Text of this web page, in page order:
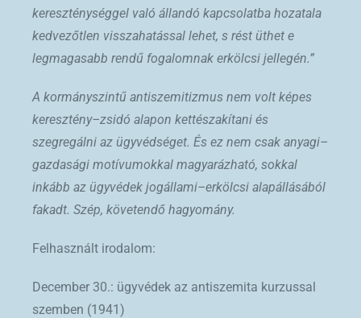
kereszténységgel való állandó kapcsolatba hozatala
kedvezőtlen visszahatással lehet, s rést üthet e
legmagasabb rendű fogalomnak erkölcsi jellegén.”
A kormányszintű antiszemitizmus nem volt képes
keresztény–zsidó alapon kettészakítani és
szegregálni az ügyvédséget. És ez nem csak anyagi–
gazdasági motívumokkal magyarázható, sokkal
inkább az ügyvédek jogállami–erkölcsi alapállásából
fakadt. Szép, követendő hagyomány.
Felhasznált irodalom:
December 30.: ügyvédek az antiszemita kurzussal
szemben (1941)